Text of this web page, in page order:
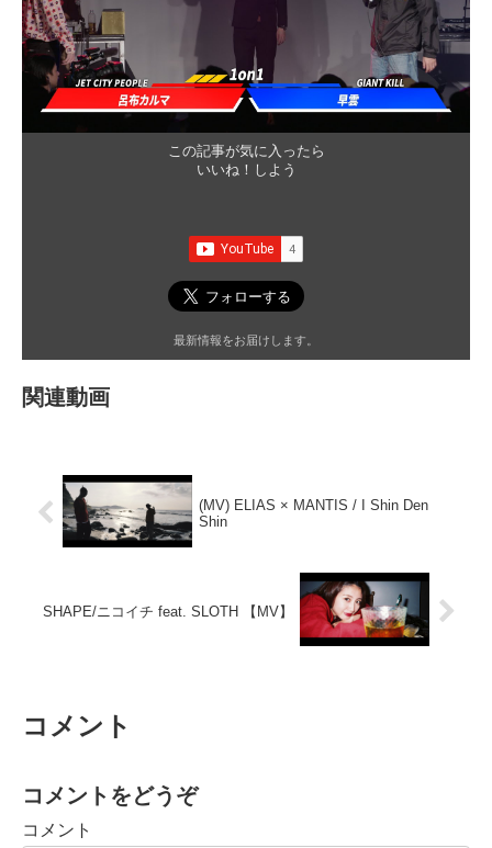
この記事が気に入ったら
いいね！しよう
最新情報をお届けします。
関連動画
(MV) ELIAS × MANTIS / I Shin Den
Shin
SHAPE/ニコイチ feat. SLOTH 【MV】
コメント
コメントをどうぞ
コメント